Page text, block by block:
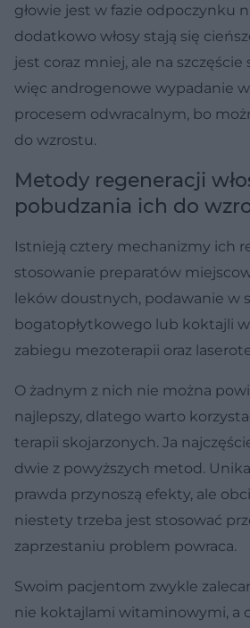
głowie jest w fazie odpoczynku
dodatkowo włosy stają się
jest coraz mniej, ale na
więc androgenowe wypadanie
procesem odwracalnym, bo
do wzrostu.
Metody regeneracji
pobudzania ich do
Istnieją cztery mechanizmy ich
stosowanie preparatów
leków doustnych, podawanie w
bogatopłytkowego lub koktajli
zabiegu mezoterapii oraz
O żadnym z nich nie można
najlepszy, dlatego warto
terapii skojarzonych. Ja
dwie z powyższych metod.
prawda przynoszą efekty, ale
niestety trzeba jest stosować
zaprzestaniu problem powraca.
Swoim pacjentom zwykle
nie koktajlami witaminowymi, a